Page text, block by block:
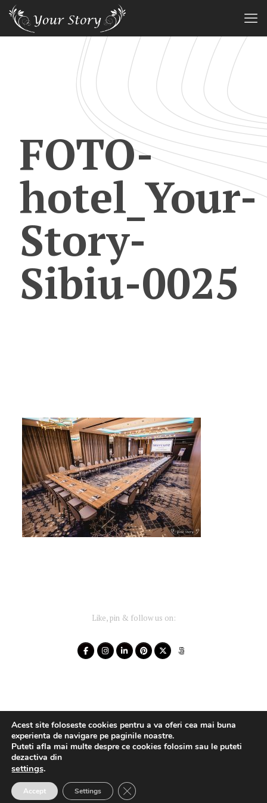
FOTO-
hotel_Your-
Story-
Sibiu-0025
Like, pin & follow us on:
Acest site foloseste cookies pentru a va oferi cea mai buna
experienta de navigare pe paginile noastre.
Puteti afla mai multe despre ce cookies folosim sau le puteti
dezactiva din
settings.
Accept Settings Close GDPR Cookie Banner